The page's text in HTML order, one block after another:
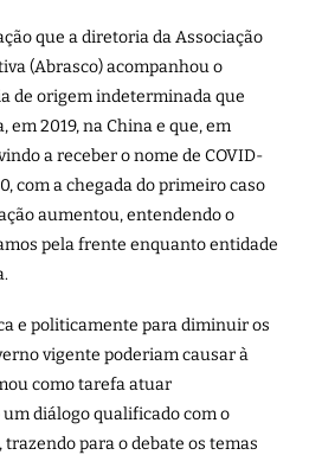
que a diretoria da Associação
(Abrasco) acompanhou o
de origem indeterminada que
em 2019, na China e que, em
a receber o nome de COVID-
com a chegada do primeiro caso
aumentou, entendendo o
pela frente enquanto entidade
e politicamente para diminuir os
vigente poderiam causar à
como tarefa atuar
diálogo qualificado com o
para o debate os temas